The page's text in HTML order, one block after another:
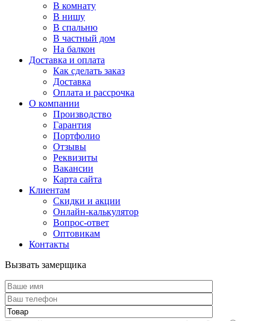
В комнату
В нишу
В спальню
В частный дом
На балкон
Доставка и оплата
Как сделать заказ
Доставка
Оплата и рассрочка
О компании
Производство
Гарантия
Портфолио
Отзывы
Реквизиты
Вакансии
Карта сайта
Клиентам
Скидки и акции
Онлайн-калькулятор
Вопрос-ответ
Оптовикам
Контакты
Вызвать замерщика